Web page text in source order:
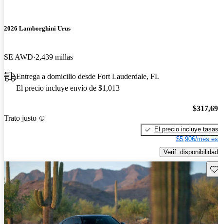
2026 Lamborghini Urus
SE AWD 2,439 millas
Entrega a domicilio desde Fort Lauderdale, FL
El precio incluye envío de $1,013
Trato justo
El precio incluye tasas
$5,906/mes
Verif. disponibilidad